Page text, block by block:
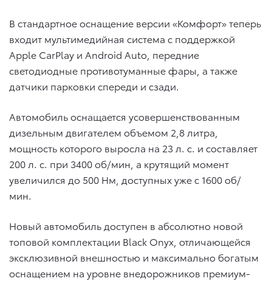
В стандартное оснащение версии «Комфорт» теперь
входит мультимедийная система с поддержкой
Apple CarPlay и Android Auto, передние
светодиодные противотуманные фары, а также
датчики парковки спереди и сзади.
Автомобиль оснащается усовершенствованным
дизельным двигателем объемом 2,8 литра,
мощность которого выросла на 23 л. с. и составляет
200 л. с. при 3400 об/мин, а крутящий момент
увеличился до 500 Нм, доступных уже с 1600 об/
мин.
Новый автомобиль доступен в абсолютно новой
топовой комплектации Black Onyx, отличающейся
эксклюзивной внешностью и максимально богатым
оснащением на уровне внедорожников премиум-